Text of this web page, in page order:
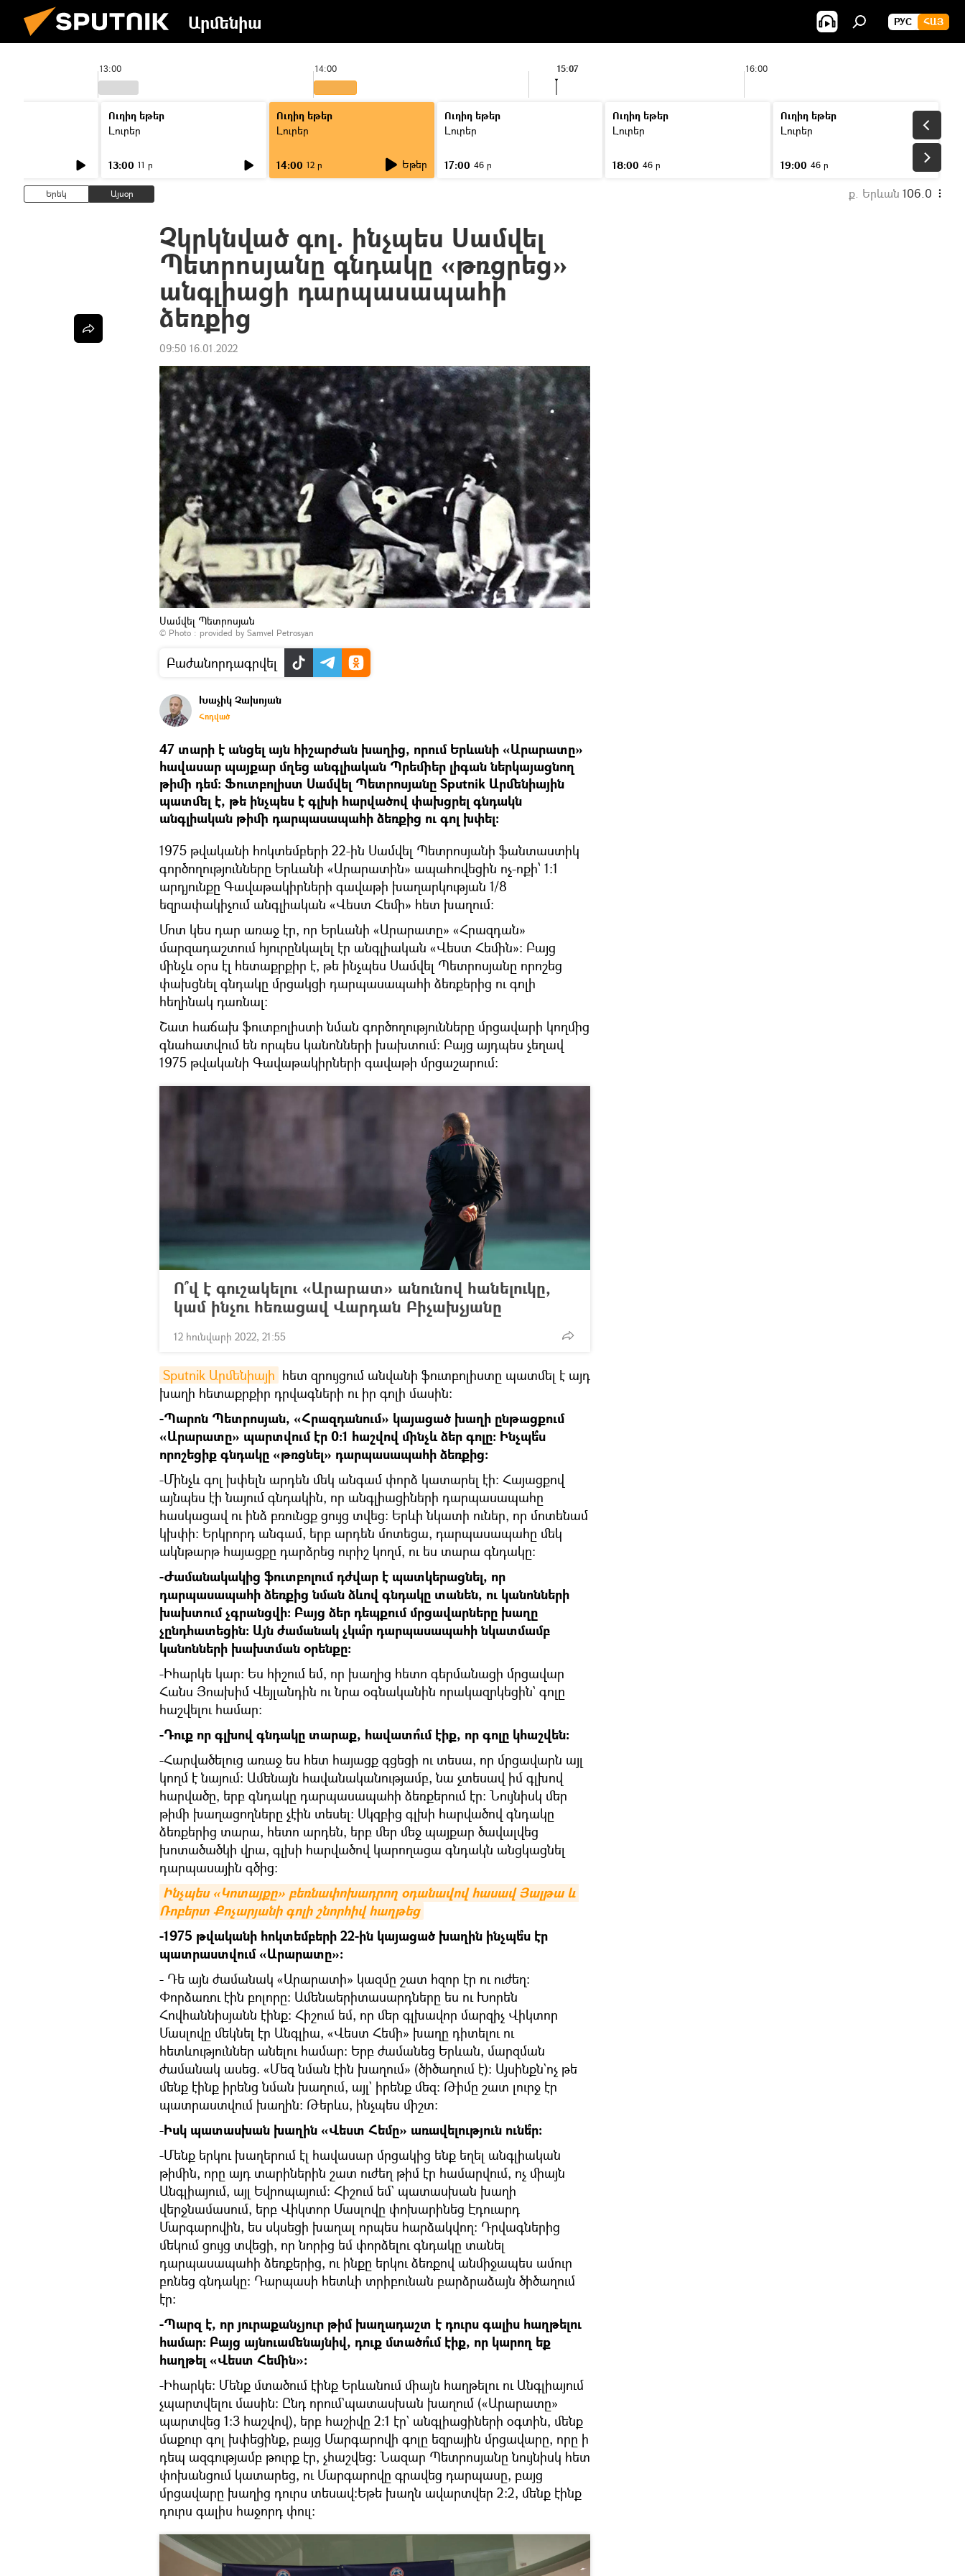
Արմենիա РУС ՀԱՅ
13:00 14:00 16:00
15:07
Ուղիղ եթեր
Լուրեր
13:00 11 ր
Ուղիղ եթեր
Լուրեր
14:00 12 ր Եթեր
Ուղիղ եթեր
Լուրեր
17:00 46 ր
Ուղիղ եթեր
Լուրեր
18:00 46 ր
Ուղիղ եթեր
Լուրեր
19:00 46 ր
Երեկ Այսօր ք. Երևան 106.0
Չկրկնված գոլ. ինչպես Սամվել
Պետրոսյանը գնդակը «թռցրեց»
անգլիացի դարպասապահի
ձեռքից
09:50 16.01.2022
Սամվել Պետրոսյան
© Photo : provided by Samvel Petrosyan
Բաժանորդագրվել
Խաչիկ Չախոյան
Հոդված
47 տարի է անցել այն հիշարժան խաղից, որում Երևանի «Արարատը»
հավասար պայքար մղեց անգլիական Պրեմիեր լիգան ներկայացնող
թիմի դեմ։ Ֆուտբոլիստ Սամվել Պետրոսյանը Sputnik Արմենիային
պատմել է, թե ինչպես է գլխի հարվածով փախցրել գնդակն
անգլիական թիմի դարպասապահի ձեռքից ու գոլ խփել։
1975 թվականի հոկտեմբերի 22-ին Սամվել Պետրոսյանի ֆանտաստիկ
գործողությունները Երևանի «Արարատին» ապահովեցին ոչ-ոքի՝ 1։1
արդյունքը Գավաթակիրների գավաթի խաղարկության 1/8
եզրափակիչում անգլիական «Վեստ Հեմի» հետ խաղում։
Մոտ կես դար առաջ էր, որ Երևանի «Արարատը» «Հրազդան»
մարզադաշտում հյուրընկալել էր անգլիական «Վեստ Հեմին»։ Բայց
մինչև օրս էլ հետաքրքիր է, թե ինչպես Սամվել Պետրոսյանը որոշեց
փախցնել գնդակը մրցակցի դարպասապահի ձեռքերից ու գոլի
հեղինակ դառնալ։
Շատ հաճախ ֆուտբոլիստի նման գործողությունները մրցավարի կողմից
գնահատվում են որպես կանոնների խախտում։ Բայց այդպես չեղավ
1975 թվականի Գավաթակիրների գավաթի մրցաշարում։
Ո՞վ է գուշակելու «Արարատ» անունով հանելուկը,
կամ ինչու հեռացավ Վարդան Բիչախչյանը
12 հունվարի 2022, 21:55
Sputnik Արմենիայի հետ զրույցում անվանի ֆուտբոլիստը պատմել է այդ
խաղի հետաքրքիր դրվագների ու իր գոլի մասին։
-Պարոն Պետրոսյան, «Հրազդանում» կայացած խաղի ընթացքում
«Արարատը» պարտվում էր 0։1 հաշվով մինչև ձեր գոլը։ Ինչպե՞ս
որոշեցիք գնդակը «թռցնել» դարպասապահի ձեռքից։
-Մինչև գոլ խփելն արդեն մեկ անգամ փորձ կատարել էի։ Հայացքով
այնպես էի նայում գնդակին, որ անգլիացիների դարպասապահը
հասկացավ ու ինձ բռունցք ցույց տվեց։ Երևի նկատի ուներ, որ մոտենամ
կխփի։ Երկրորդ անգամ, երբ արդեն մոտեցա, դարպասապահը մեկ
ակնթարթ հայացքը դարձրեց ուրիշ կողմ, ու ես տարա գնդակը։
-Ժամանակակից ֆուտբոլում դժվար է պատկերացնել, որ
դարպասապահի ձեռքից նման ձևով գնդակը տանեն, ու կանոնների
խախտում չգրանցվի։ Բայց ձեր դեպքում մրցավարները խաղը
չընդհատեցին։ Այն ժամանակ չկա՞ր դարպասապահի նկատմամբ
կանոնների խախտման օրենքը։
-Իհարկե կար։ Ես հիշում եմ, որ խաղից հետո գերմանացի մրցավար
Հանս Յոախիմ Վեյլանդին ու նրա օգնականին որակազրկեցին` գոլը
հաշվելու համար։
-Դուք որ գլխով գնդակը տարաք, հավատո՞ւմ էիք, որ գոլը կհաշվեն։
-Հարվածելուց առաջ ես հետ հայացք գցեցի ու տեսա, որ մրցավարն այլ
կողմ է նայում։ Ամենայն հավանականությամբ, նա չտեսավ իմ գլխով
հարվածը, երբ գնդակը դարպասապահի ձեռքերում էր։ Նույնիսկ մեր
թիմի խաղացողները չէին տեսել։ Սկզբից գլխի հարվածով գնդակը
ձեռքերից տարա, հետո արդեն, երբ մեր մեջ պայքար ծավալվեց
խոտածածկի վրա, գլխի հարվածով կարողացա գնդակն անցկացնել
դարպասային գծից։
Ինչպես «Կոտայքը» բեռնափոխադրող օդանավով հասավ Յալթա և
Ռոբերտ Քոչարյանի գոլի շնորհիվ հաղթեց
-1975 թվականի հոկտեմբերի 22-ին կայացած խաղին ինչպե՞ս էր
պատրաստվում «Արարատը»։
- Դե այն ժամանակ «Արարատի» կազմը շատ հզոր էր ու ուժեղ։
Փորձառու էին բոլորը։ Ամենաերիտասարդները ես ու Խորեն
Հովհաննիսյանն էինք։ Հիշում եմ, որ մեր գլխավոր մարզիչ Վիկտոր
Մասլովը մեկնել էր Անգլիա, «Վեստ Հեմի» խաղը դիտելու ու
հետևություններ անելու համար։ Երբ ժամանեց Երևան, մարզման
ժամանակ ասեց. «Մեզ նման էին խաղում» (ծիծաղում է)։ Այսինքն`ոչ թե
մենք էինք իրենց նման խաղում, այլ` իրենք մեզ։ Թիմը շատ լուրջ էր
պատրաստվում խաղին։ Թերևս, ինչպես միշտ։
-Իսկ պատասխան խաղին «Վեստ Հեմը» առավելություն ունե՞ր։
-Մենք երկու խաղերում էլ հավասար մրցակից ենք եղել անգլիական
թիմին, որը այդ տարիներին շատ ուժեղ թիմ էր համարվում, ոչ միայն
Անգլիայում, այլ Եվրոպայում։ Հիշում եմ` պատասխան խաղի
վերջնամասում, երբ Վիկտոր Մասլովը փոխարինեց Էդուարդ
Մարգարովին, ես սկսեցի խաղալ որպես հարձակվող։ Դրվագներից
մեկում ցույց տվեցի, որ նորից եմ փորձելու գնդակը տանել
դարպասապահի ձեռքերից, ու ինքը երկու ձեռքով անմիջապես ամուր
բռնեց գնդակը։ Դարպասի հետևի տրիբունան բարձրաձայն ծիծաղում
էր։
-Պարզ է, որ յուրաքանչյուր թիմ խաղադաշտ է դուրս գալիս հաղթելու
համար։ Բայց այնուամենայնիվ, դուք մտածո՞ւմ էիք, որ կարող եք
հաղթել «Վեստ Հեմին»։
-Իհարկե։ Մենք մտածում էինք Երևանում միայն հաղթելու ու Անգլիայում
չպարտվելու մասին։ Ընդ որում`պատասխան խաղում («Արարատը»
պարտվեց 1։3 հաշվով), երբ հաշիվը 2։1 էր` անգլիացիների օգտին, մենք
մաքուր գոլ խփեցինք, բայց Մարգարովի գոլը եզրային մրցավարը, որը ի
դեպ ազգությամբ թուրք էր, չհաշվեց։ Նազար Պետրոսյանը նույնիսկ հետ
փոխանցում կատարեց, ու Մարգարովը գրավեց դարպասը, բայց
մրցավարը խաղից դուրս տեսավ։Եթե խաղն ավարտվեր 2։2, մենք էինք
դուրս գալիս հաջորդ փուլ։